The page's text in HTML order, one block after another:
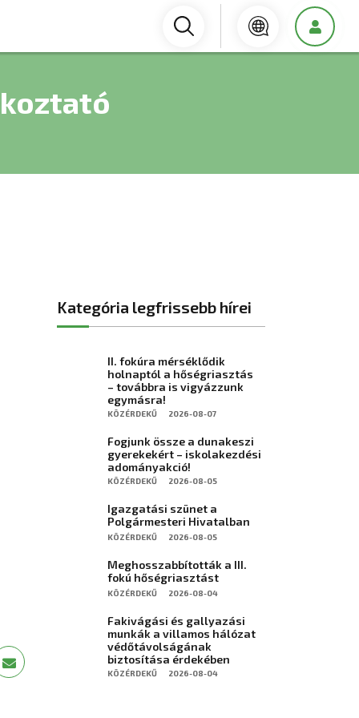
Kategória legfrissebb hírei
II. fokúra mérséklődik
holnaptól a hőségriasztás
– továbbra is vigyázzunk
egymásra!
KÖZÉRDEKŰ 2026-08-07
Fogjunk össze a dunakeszi
gyerekekért – iskolakezdési
adományakció!
KÖZÉRDEKŰ 2026-08-05
Igazgatási szünet a
Polgármesteri Hivatalban
KÖZÉRDEKŰ 2026-08-05
Meghosszabbították a III.
fokú hőségriasztást
KÖZÉRDEKŰ 2026-08-04
Fakivágási és gallyazási
munkák a villamos hálózat
védőtávolságának
biztosítása érdekében
KÖZÉRDEKŰ 2026-08-04